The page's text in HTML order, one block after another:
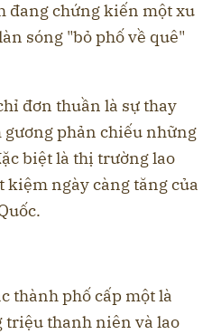
đang chứng kiến một xu
sóng "bỏ phố về quê"
đơn thuần là sự thay
gương phản chiếu những
biệt là thị trường lao
kiệm ngày càng tăng của
thành phố cấp một là
triệu thanh niên và lao